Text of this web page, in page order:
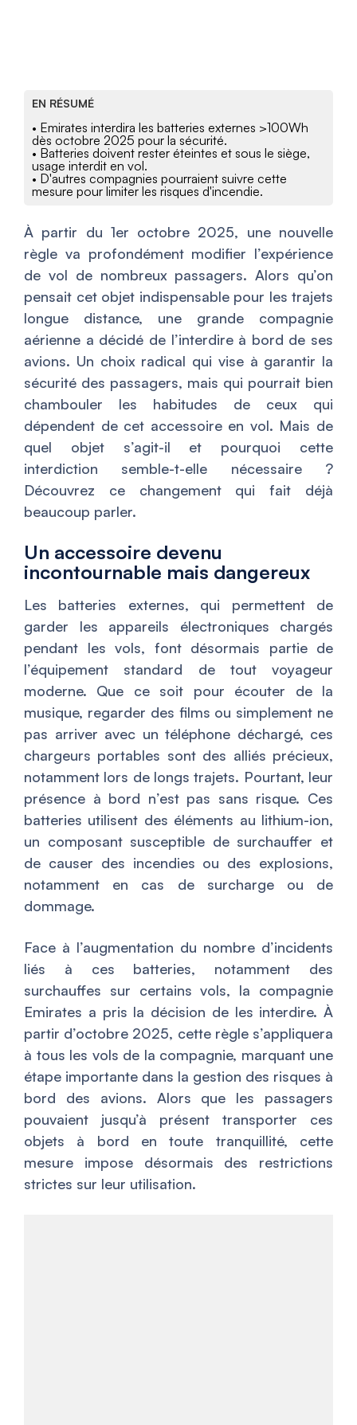
EN RÉSUMÉ
• Emirates interdira les batteries externes >100Wh
dès octobre 2025 pour la sécurité.
• Batteries doivent rester éteintes et sous le siège,
usage interdit en vol.
• D'autres compagnies pourraient suivre cette
mesure pour limiter les risques d'incendie.
À partir du 1er octobre 2025, une nouvelle
règle va profondément modifier l’expérience
de vol de nombreux passagers. Alors qu’on
pensait cet objet indispensable pour les trajets
longue distance, une grande compagnie
aérienne a décidé de l’interdire à bord de ses
avions. Un choix radical qui vise à garantir la
sécurité des passagers, mais qui pourrait bien
chambouler les habitudes de ceux qui
dépendent de cet accessoire en vol. Mais de
quel objet s’agit-il et pourquoi cette
interdiction semble-t-elle nécessaire ?
Découvrez ce changement qui fait déjà
beaucoup parler.
Un accessoire devenu
incontournable mais dangereux
Les batteries externes, qui permettent de
garder les appareils électroniques chargés
pendant les vols, font désormais partie de
l’équipement standard de tout voyageur
moderne. Que ce soit pour écouter de la
musique, regarder des films ou simplement ne
pas arriver avec un téléphone déchargé, ces
chargeurs portables sont des alliés précieux,
notamment lors de longs trajets. Pourtant, leur
présence à bord n’est pas sans risque. Ces
batteries utilisent des éléments au lithium-ion,
un composant susceptible de surchauffer et
de causer des incendies ou des explosions,
notamment en cas de surcharge ou de
dommage.
Face à l’augmentation du nombre d’incidents
liés à ces batteries, notamment des
surchauffes sur certains vols, la compagnie
Emirates a pris la décision de les interdire. À
partir d’octobre 2025, cette règle s’appliquera
à tous les vols de la compagnie, marquant une
étape importante dans la gestion des risques à
bord des avions. Alors que les passagers
pouvaient jusqu’à présent transporter ces
objets à bord en toute tranquillité, cette
mesure impose désormais des restrictions
strictes sur leur utilisation.